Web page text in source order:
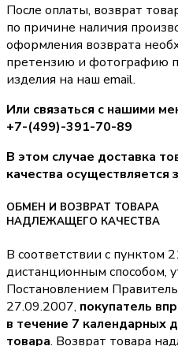
После оплаты, возврат
по причине наличия
оформления возврата
претензию и фотографию
изделия на наш email.
Или связаться с нашими
+7-(499)-391-70-89
В этом случае доставка
качества осуществляется
ОБМЕН И ВОЗВРАТ ТОВАРА
НАДЛЕЖАЩЕГО КАЧЕСТВА
В соответствии с пунктом
дистанционным способом,
Постановлением
27.09.2007, покупатель
в течение 7 календарных
товара. Возврат товара